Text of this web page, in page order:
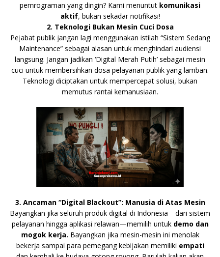
pemrograman yang dingin? Kami menuntut komunikasi
aktif, bukan sekadar notifikasi!
2. Teknologi Bukan Mesin Cuci Dosa
Pejabat publik jangan lagi menggunakan istilah “Sistem Sedang
Maintenance” sebagai alasan untuk menghindari audiensi
langsung. Jangan jadikan ‘Digital Merah Putih’ sebagai mesin
cuci untuk membersihkan dosa pelayanan publik yang lamban.
Teknologi diciptakan untuk mempercepat solusi, bukan
memutus rantai kemanusiaan.
3. Ancaman “Digital Blackout”: Manusia di Atas Mesin
Bayangkan jika seluruh produk digital di Indonesia—dari sistem
pelayanan hingga aplikasi relawan—memilih untuk demo dan
mogok kerja. Bayangkan jika mesin-mesin ini menolak
bekerja sampai para pemegang kebijakan memiliki empati